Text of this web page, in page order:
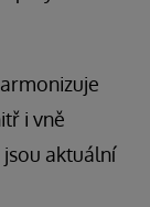
i vně
aktuální